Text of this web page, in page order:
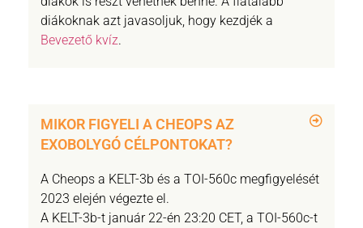
diákoknak azt javasoljuk, hogy kezdjék a
Bevezető kvíz.
MIKOR FIGYELI A CHEOPS AZ
EXOBOLYGÓ CÉLPONTOKAT?
A Cheops a KELT-3b és a TOI-560c megfigyelését
2023 elején végezte el.
A KELT-3b-t január 22-én 23:20 CET, a TOI-560c-t